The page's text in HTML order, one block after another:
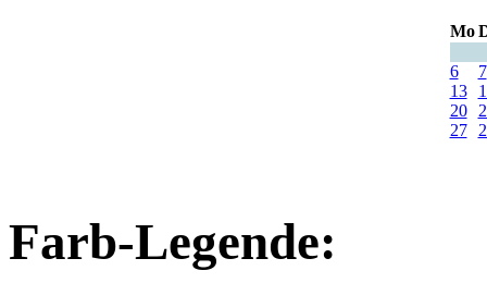
Mo
6
7
13
20
27
Farb-Legende: